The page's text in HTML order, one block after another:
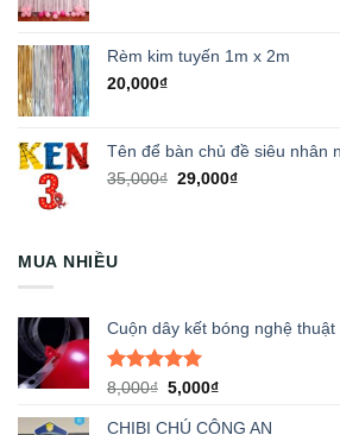
Rèm kim tuyến 1m x 2m
20,000₫
Tên để bàn chủ đề siêu nhân
35,000₫ Giá
29,000₫Giá
MUA NHIỀU
Cuộn dây kết bóng nghệ thuật
Được xếp
5 sao
8,000₫ Giá
là:
5,000₫Giá
tại
CHIBI CHÚ CÔNG AN